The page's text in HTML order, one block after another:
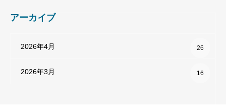
アーカイブ
2026年4月 26
2026年3月 16